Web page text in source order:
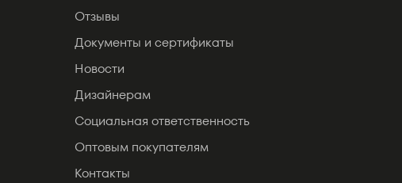
Отзывы
Документы и сертификаты
Новости
Дизайнерам
Социальная ответственность
Оптовым покупателям
Контакты